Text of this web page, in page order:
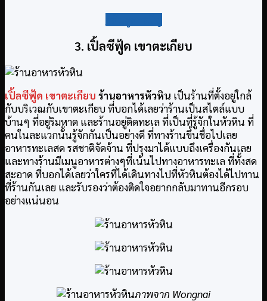
3. เปิ้ลซีฟู้ด เขาตะเกียบ
เปิ้ลซีฟู้ด เขาตะเกียบ ร้านอาหารหัวหิน เป็นร้านที่ตั้งอยู่ใกล้
กับบริเวณกับเขาตะเกียบ ที่บอกได้เลยว่าร้านเป็นสไตล์แบบ
บ้านๆ ที่อยู่ริมหาด และร้านอยู่ติดทะเล ที่เป็นที่รู้จักในหัวหิน ที่
คนในละแวกนั้นรู้จักกันเป็นอย่างดี ที่ทางร้านขึ้นชื่อไปเลย
อาหารทะเลสด รสชาติจัดจ้าน ที่ปรุงมาได้แบบถึงเครื่องกันเลย
และทางร้านมีเมนูอาหารต่างๆที่เน้นไปทางอาหารทะเล ที่ทั้งสด
สะอาด ที่บอกได้เลยว่าใครที่ได้เดินทางไปที่หัวหินต้องได้ไปทาน
ที่ร้านกันเลย และรับรองว่าต้องติดใจอยากกลับมาทานอีกรอบ
อย่างแน่นอน
ภาพจาก Wongnai